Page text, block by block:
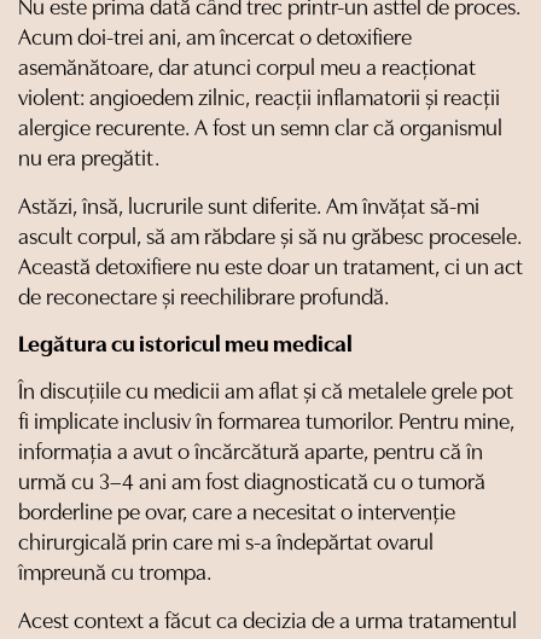
Nu este prima dată când trec printr-un astfel de proces.
Acum doi-trei ani, am încercat o detoxifiere
asemănătoare, dar atunci corpul meu a reacționat
violent: angioedem zilnic, reacții inflamatorii și reacții
alergice recurente. A fost un semn clar că organismul
nu era pregătit.
Astăzi, însă, lucrurile sunt diferite. Am învățat să-mi
ascult corpul, să am răbdare și să nu grăbesc procesele.
Această detoxifiere nu este doar un tratament, ci un act
de reconectare și reechilibrare profundă.
Legătura cu istoricul meu medical
În discuțiile cu medicii am aflat și că metalele grele pot
fi implicate inclusiv în formarea tumorilor. Pentru mine,
informația a avut o încărcătură aparte, pentru că în
urmă cu 3–4 ani am fost diagnosticată cu o tumoră
borderline pe ovar, care a necesitat o intervenție
chirurgicală prin care mi s-a îndepărtat ovarul
împreună cu trompa.
Acest context a făcut ca decizia de a urma tratamentul